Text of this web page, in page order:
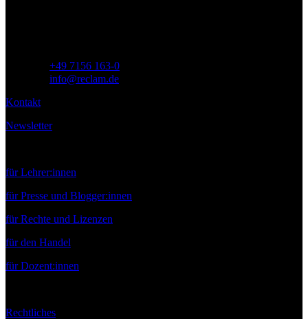
+49 7156 163-0
info@reclam.de
Kontakt
Newsletter
für Lehrer:innen
für Presse und Blogger:innen
für Rechte und Lizenzen
für den Handel
für Dozent:innen
Rechtliches